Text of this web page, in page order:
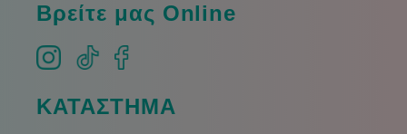
Βρείτε μας Online
ΚΑΤΑΣΤΗΜΑ